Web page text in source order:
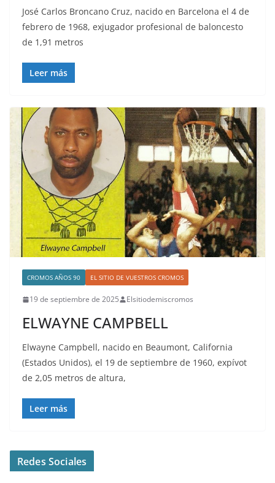
José Carlos Broncano Cruz, nacido en Barcelona el 4 de
febrero de 1968, exjugador profesional de baloncesto
de 1,91 metros
Leer más
CROMOS AÑOS 90 EL SITIO DE VUESTROS CROMOS
19 de septiembre de 2025 Elsitiodemiscromos
ELWAYNE CAMPBELL
Elwayne Campbell, nacido en Beaumont, California
(Estados Unidos), el 19 de septiembre de 1960, expívot
de 2,05 metros de altura,
Leer más
Redes Sociales